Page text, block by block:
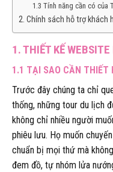
1.3 Tính năng cần có
2. Chính sách hỗ trợ khách
1. THIẾT KẾ
​​​​​​​1.1 TẠI SAO CẦN THIẾT
Trước đây chúng ta chỉ
thống, những tour du lịch
không chỉ nhiều người
phiêu lưu. Họ muốn
chuẩn bị mọi thứ mà
đem đồ, tự nhóm lửa